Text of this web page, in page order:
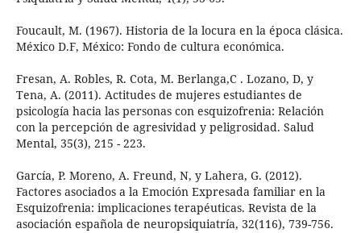
Foucault, M. (1967). Historia de la locura en la época clásica.
México D.F, México: Fondo de cultura económica.
Fresan, A. Robles, R. Cota, M. Berlanga,C . Lozano, D, y
Tena, A. (2011). Actitudes de mujeres estudiantes de
psicología hacia las personas con esquizofrenia: Relación
con la percepción de agresividad y peligrosidad. Salud
Mental, 35(3), 215 - 223.
García, P. Moreno, A. Freund, N, y Lahera, G. (2012).
Factores asociados a la Emoción Expresada familiar en la
Esquizofrenia: implicaciones terapéuticas. Revista de la
asociación española de neuropsiquiatría, 32(116), 739-756.